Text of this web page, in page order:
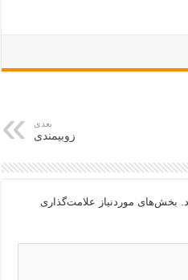
بعدی
زوبیمندی
بخش‌های موردنیاز علامت‌گذاری